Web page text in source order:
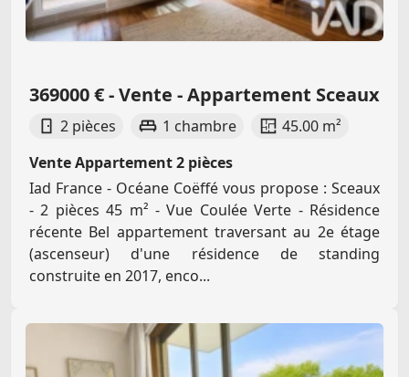
369000 € - Vente - Appartement Sceaux
2 pièces 1 chambre
45.00 m²
Vente Appartement 2 pièces
Iad France - Océane Coëffé vous propose : Sceaux
- 2 pièces 45 m² - Vue Coulée Verte - Résidence
récente Bel appartement traversant au 2e étage
(ascenseur) d'une résidence de standing
construite en 2017, enco...